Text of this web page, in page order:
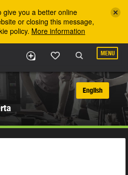
give you a better online
or closing this message,
policy. More information
MENU
English